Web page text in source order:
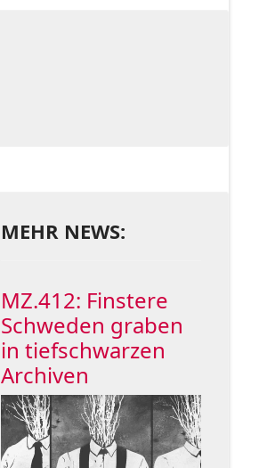
MEHR NEWS:
MZ.412: Finstere
Schweden graben
in tiefschwarzen
Archiven